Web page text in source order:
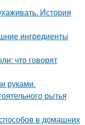
История
ингредиенты
что говорят
руками.
рытья
в домашних